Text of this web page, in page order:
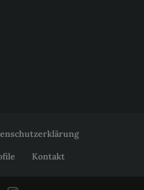
Kontakt